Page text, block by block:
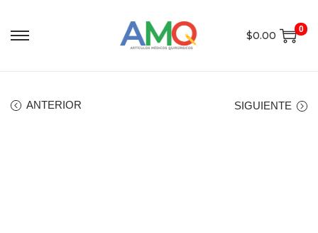
$0.00
0
ANTERIOR SIGUIENTE